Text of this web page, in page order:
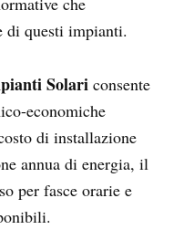
di questi impianti.
Solari consente
economiche
di installazione
annua di energia, il
per fasce orarie e